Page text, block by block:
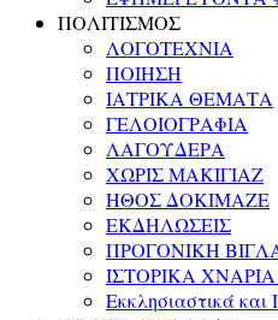
ΠΟΛΙΤΙΣΜΟΣ
ΛΟΓΟΤΕΧΝΙΑ
ΠΟΙΗΣΗ
ΙΑΤΡΙΚΑ ΘΕΜΑΤΑ
ΓΕΛΟΙΟΓΡΑΦΙΑ
ΛΑΓΟΥΔΕΡΑ
ΧΩΡΙΣ ΜΑΚΙΓΙΑΖ
ΗΘΟΣ ΔΟΚΙΜΑΖΕ
ΕΚΔΗΛΩΣΕΙΣ
ΠΡΟΓΟΝΙΚΗ
ΙΣΤΟΡΙΚΑ
Εκκλησιαστικά